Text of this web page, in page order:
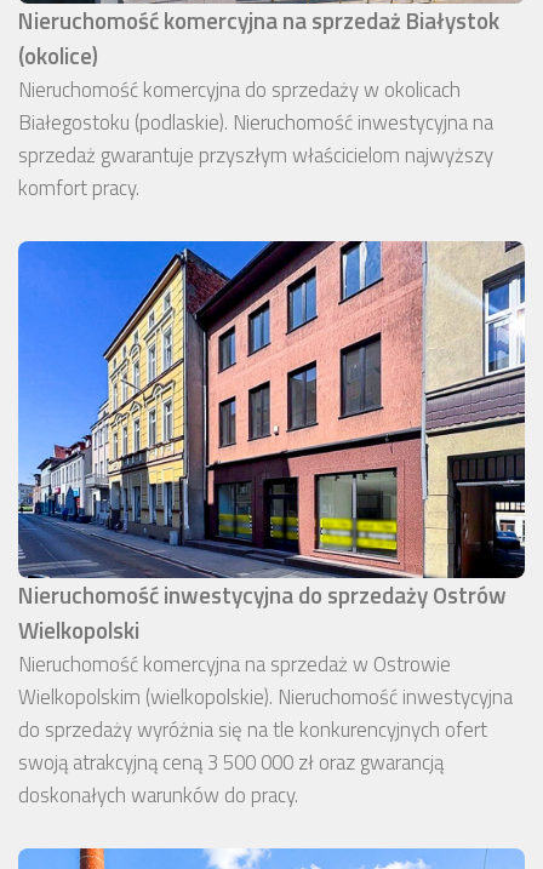
Nieruchomość komercyjna na sprzedaż Białystok
(okolice)
Nieruchomość komercyjna do sprzedaży w okolicach
Białegostoku (podlaskie). Nieruchomość inwestycyjna na
sprzedaż gwarantuje przyszłym właścicielom najwyższy
komfort pracy.
Nieruchomość inwestycyjna do sprzedaży Ostrów
Wielkopolski
Nieruchomość komercyjna na sprzedaż w Ostrowie
Wielkopolskim (wielkopolskie). Nieruchomość inwestycyjna
do sprzedaży wyróżnia się na tle konkurencyjnych ofert
swoją atrakcyjną ceną 3 500 000 zł oraz gwarancją
doskonałych warunków do pracy.